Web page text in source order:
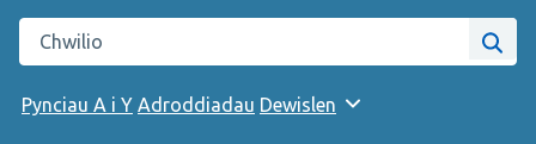
Chwilio gwefan Iechyd Cyhoeddus Cymru
Pynciau A i Y Adroddiadau Dewislen